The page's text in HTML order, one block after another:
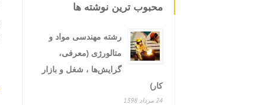
محبوب ترین نوشته ها
رشته مهندسی مواد و
متالورژی (معرفی،
گرایش‌ها ، شغل و بازار
کار)
24 مرداد 1398